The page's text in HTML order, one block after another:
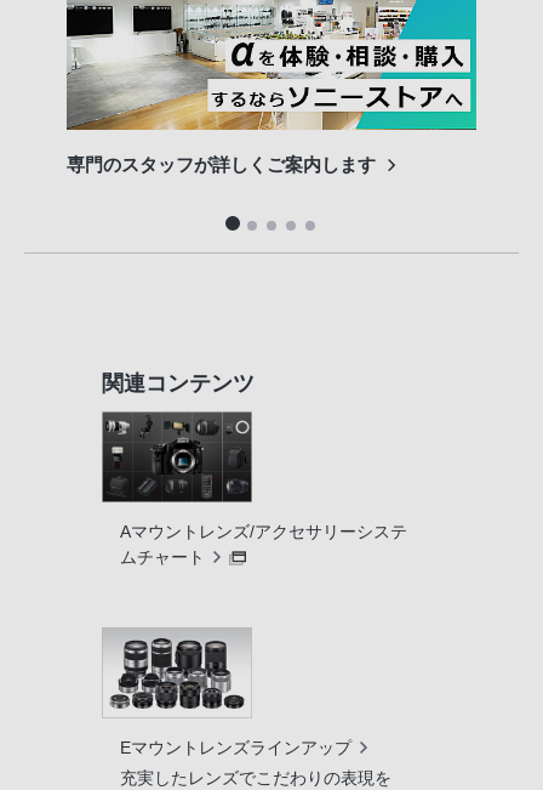
専門のスタッフが詳しくご案内します
関連コンテンツ
Aマウントレンズ/アクセサリーシステ
ムチャート
Eマウントレンズラインアップ
充実したレンズでこだわりの表現を